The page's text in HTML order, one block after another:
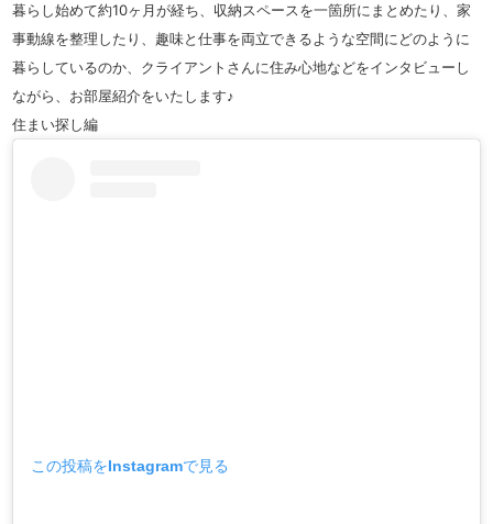
暮らし始めて約10ヶ月が経ち、収納スペースを一箇所にまとめたり、家
事動線を整理したり、趣味と仕事を両立できるような空間にどのように
暮らしているのか、クライアントさんに住み心地などをインタビューし
ながら、お部屋紹介をいたします♪
住まい探し編
この投稿をInstagramで見る